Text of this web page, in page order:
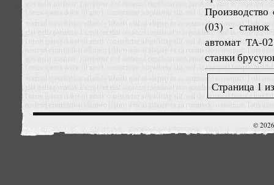
Производство
(03) - станок
автомат ТА-
станки
Страница 1
©